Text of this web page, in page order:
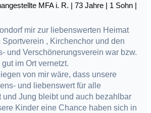
MFA i. R. | 73 Jahre | 1 Sohn |
mir zur liebenswerten Heimat
, Kirchenchor und den
und Verschönerungsverein war bzw.
im Ort vernetzt.
von mir wäre, dass unsere
und liebenswert für alle
und Jung bleibt und auch bezahlbar
Kinder eine Chance haben sich in